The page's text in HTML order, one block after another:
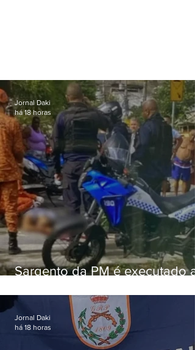
Sargento da PM é executado a
em Vaz Lobo
Jornal Daki
há 18 horas
Jornal Daki
há 18 horas